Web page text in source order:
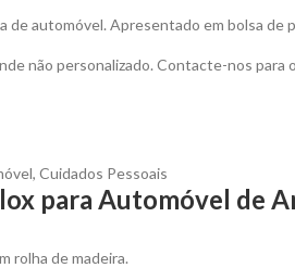
de automóvel. Apresentado em bolsa de
não personalizado. Contacte-nos
, Cuidados Pessoais
para Automóvel de
rolha de madeira.